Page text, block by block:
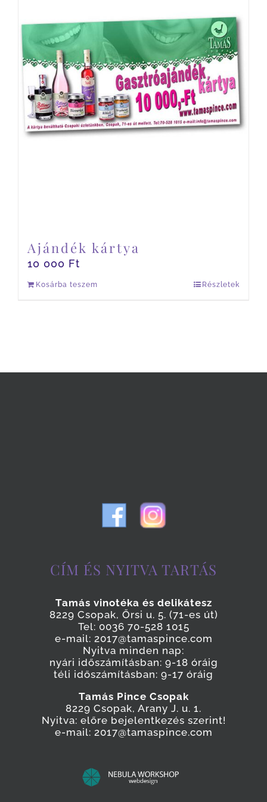
Ajándék kártya
10 000 Ft
Kosárba teszem Részletek
CÍM ÉS NYITVA TARTÁS
Tamás vinotéka és delikátesz
8229 Csopak, Őrsi u. 5. (71-es út)
Tel: 0036 70-528 1015
e-mail: 2017@tamaspince.com
Nyitva minden nap:
nyári időszámításban: 9-18 óráig
téli időszámításban: 9-17 óráig
Tamás Pince Csopak
8229 Csopak, Arany J. u. 1.
Nyitva: előre bejelentkezés szerint!
e-mail: 2017@tamaspince.com